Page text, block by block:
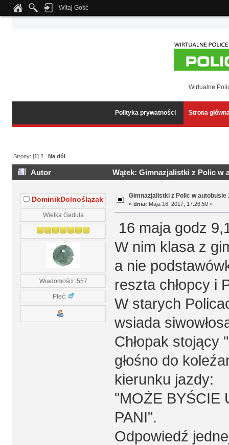
Notice: Undefined index: tapatalk_body_hook in
Witaj Gość
Wirtualne
Polityka prywatności Strona
Strony: [1]2 Na dół
Autor Wątek: Gimnazjalistki z Polic w
DominikDolnoślązak
Wielka Gaduła
Wiadomości: 557
Płeć:
Gimnazjalistki z Polic w autobusie
« dnia: Maja 16, 2017, 17:26:50 »
16 maja godz
W nim klasa z
a nie
reszta chłopcy i
W starych
wsiada
Chłopak stojący
głośno do
kierunku jazdy:
"MOŹE BYŚCIE
PANI".
Odpowiedź